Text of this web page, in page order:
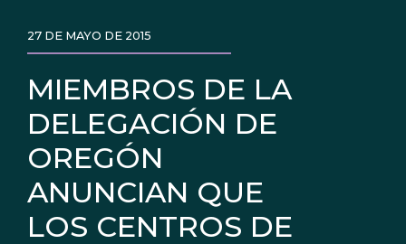
MIEMBROS DE LA
DELEGACIÓN DE
OREGÓN
ANUNCIAN QUE
LOS CENTROS DE
27 DE MAYO DE 2015